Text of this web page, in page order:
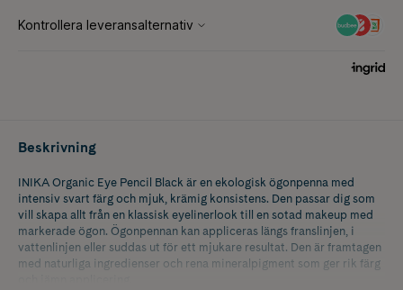
Beskrivning
INIKA Organic Eye Pencil Black är en ekologisk ögonpenna med
intensiv svart färg och mjuk, krämig konsistens. Den passar dig som
vill skapa allt från en klassisk eyelinerlook till en sotad makeup med
markerade ögon. Ögonpennan kan appliceras längs franslinjen, i
vattenlinjen eller suddas ut för ett mjukare resultat. Den är framtagen
med naturliga ingredienser och rena mineralpigment som ger rik färg